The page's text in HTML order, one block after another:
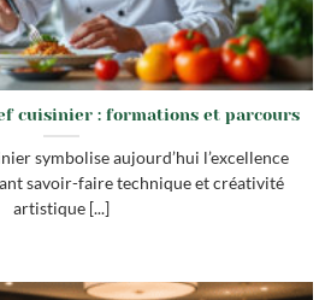
cuisinier : formations et parcours
symbolise aujourd’hui l’excellence
savoir-faire technique et créativité
artistique [...]